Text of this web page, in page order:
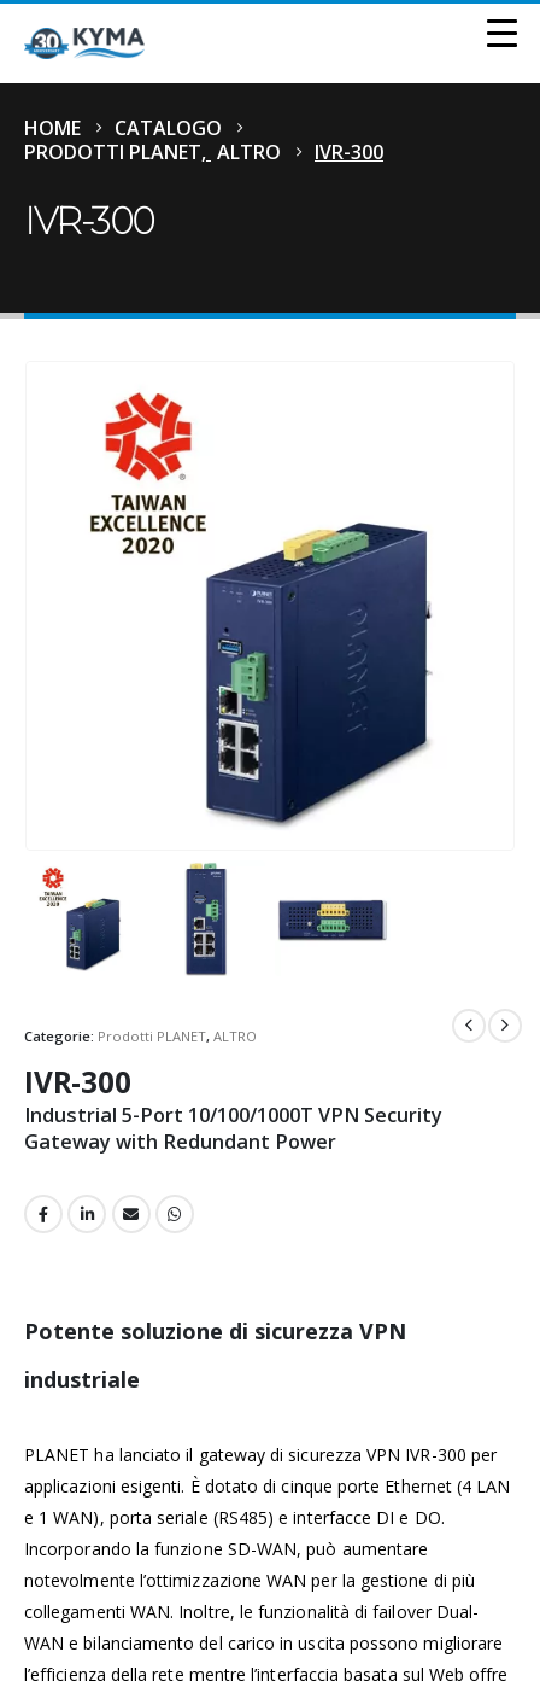
HOME
CATALOGO
PRODOTTI PLANET, ALTRO IVR-300
IVR-300
Categorie: Prodotti PLANET, ALTRO
IVR-300
Industrial 5-Port 10/100/1000T VPN Security
Gateway with Redundant Power
Potente soluzione di sicurezza VPN
industriale
PLANET ha lanciato il gateway di sicurezza VPN IVR-300 per
applicazioni esigenti. È dotato di cinque porte Ethernet (4 LAN
e 1 WAN), porta seriale (RS485) e interfacce DI e DO.
Incorporando la funzione SD-WAN, può aumentare
notevolmente l’ottimizzazione WAN per la gestione di più
collegamenti WAN. Inoltre, le funzionalità di failover Dual-
WAN e bilanciamento del carico in uscita possono migliorare
l’efficienza della rete mentre l’interfaccia basata sul Web offre